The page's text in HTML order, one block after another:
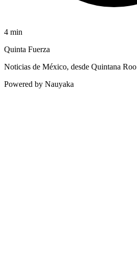
4 min
Quinta Fuerza
Noticias de México, desde Quintana Roo
Powered by Nauyaka